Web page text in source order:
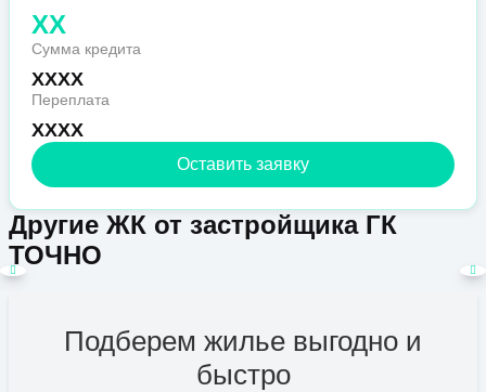
XX
Сумма кредита
XXXX
Переплата
XXXX
Оставить заявку
Другие ЖК от застройщика ГК
ТОЧНО
Подберем жилье выгодно и
быстро